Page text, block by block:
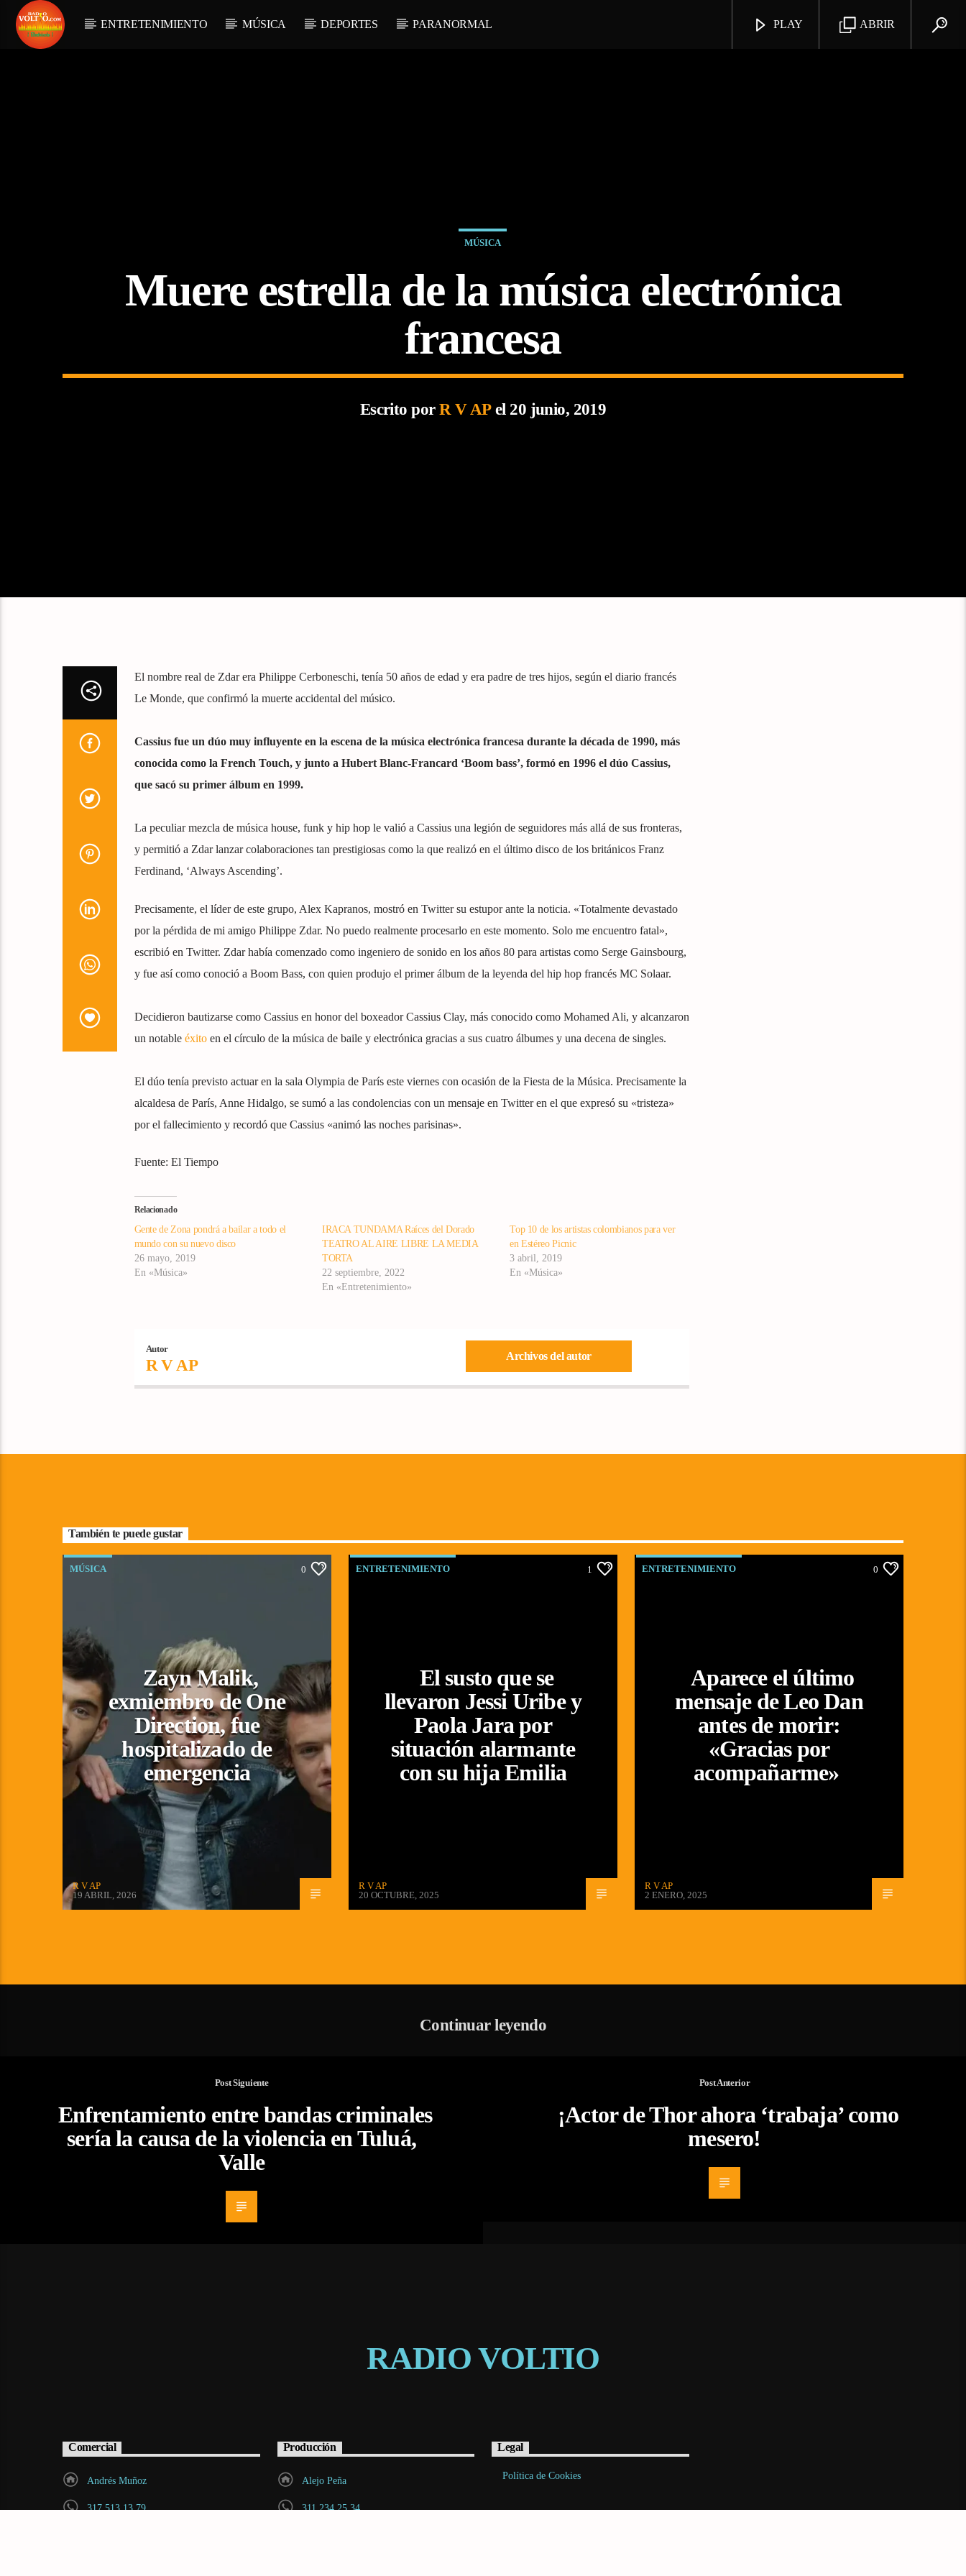
ENTRETENIMIENTO MÚSICA DEPORTES PARANORMAL ABRIR
PLAY
MÚSICA
Muere estrella de la música electrónica
francesa
Escrito por R V APel 20 junio, 2019
El nombre real de Zdar era Philippe Cerboneschi, tenía 50 años de edad y era padre de tres hijos, según el diario francés
Le Monde, que confirmó la muerte accidental del músico.
Cassius fue un dúo muy influyente en la escena de la música electrónica francesa durante la década de 1990, más
conocida como la French Touch, y junto a Hubert Blanc-Francard ‘Boom bass’, formó en 1996 el dúo Cassius,
que sacó su primer álbum en 1999.
La peculiar mezcla de música house, funk y hip hop le valió a Cassius una legión de seguidores más allá de sus fronteras,
y permitió a Zdar lanzar colaboraciones tan prestigiosas como la que realizó en el último disco de los británicos Franz
Ferdinand, ‘Always Ascending’.
Precisamente, el líder de este grupo, Alex Kapranos, mostró en Twitter su estupor ante la noticia. «Totalmente devastado
por la pérdida de mi amigo Philippe Zdar. No puedo realmente procesarlo en este momento. Solo me encuentro fatal»,
escribió en Twitter. Zdar había comenzado como ingeniero de sonido en los años 80 para artistas como Serge Gainsbourg,
y fue así como conoció a Boom Bass, con quien produjo el primer álbum de la leyenda del hip hop francés MC Solaar.
Decidieron bautizarse como Cassius en honor del boxeador Cassius Clay, más conocido como Mohamed Ali, y alcanzaron
un notable éxitoen el círculo de la música de baile y electrónica gracias a sus cuatro álbumes y una decena de singles.
El dúo tenía previsto actuar en la sala Olympia de París este viernes con ocasión de la Fiesta de la Música. Precisamente la
alcaldesa de París, Anne Hidalgo, se sumó a las condolencias con un mensaje en Twitter en el que expresó su «tristeza»
por el fallecimiento y recordó que Cassius «animó las noches parisinas».
Fuente: El Tiempo
Relacionado
Gente de Zona pondrá a bailar a todo el
mundo con su nuevo disco
26 mayo, 2019
En «Música»
IRACA TUNDAMA Raíces del Dorado
TEATRO AL AIRE LIBRE LA MEDIA
TORTA
22 septiembre, 2022
En «Entretenimiento»
Top 10 de los artistas colombianos para ver
en Estéreo Picnic
3 abril, 2019
En «Música»
Autor
R V AP
Archivos del autor
También te puede gustar
MÚSICA 0
Zayn Malik,
exmiembro de One
Direction, fue
hospitalizado de
emergencia
R V AP
19 ABRIL, 2026
ENTRETENIMIENTO 1
El susto que se
llevaron Jessi Uribe y
Paola Jara por
situación alarmante
con su hija Emilia
R V AP
20 OCTUBRE, 2025
ENTRETENIMIENTO 0
Aparece el último
mensaje de Leo Dan
antes de morir:
«Gracias por
acompañarme»
R V AP
2 ENERO, 2025
Continuar leyendo
Post Siguiente
Enfrentamiento entre bandas criminales
sería la causa de la violencia en Tuluá,
Valle
Post Anterior
¡Actor de Thor ahora ‘trabaja’ como
mesero!
RADIO VOLTIO
Comercial
Andrés Muñoz
317 513 13 79
Producción
Alejo Peña
311 234 25 34
Legal
Política de Cookies